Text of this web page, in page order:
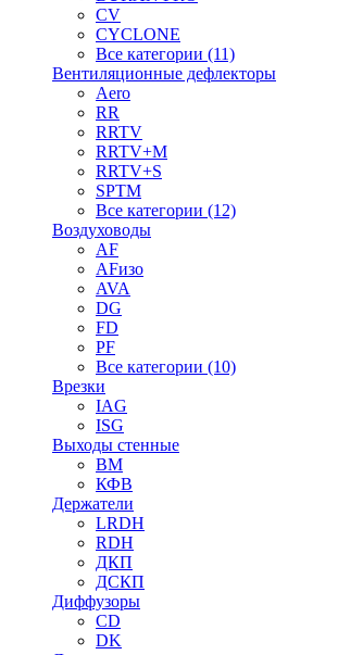
CV
CYCLONE
Все категории (11)
Вентиляционные дефлекторы
Aero
RR
RRTV
RRTV+M
RRTV+S
SPTM
Все категории (12)
Воздуховоды
AF
AFизо
AVA
DG
FD
PF
Все категории (10)
Врезки
IAG
ISG
Выходы стенные
ВМ
КФВ
Держатели
LRDH
RDH
ДКП
ДСКП
Диффузоры
CD
DK